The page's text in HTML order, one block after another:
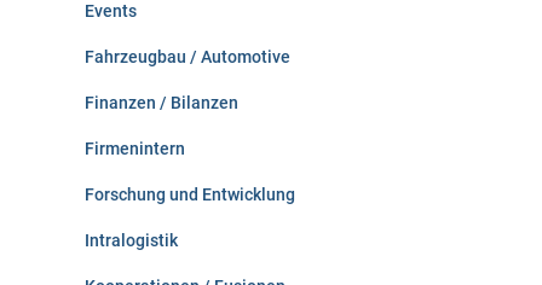
Events
Fahrzeugbau / Automotive
Finanzen / Bilanzen
Firmenintern
Forschung und Entwicklung
Intralogistik